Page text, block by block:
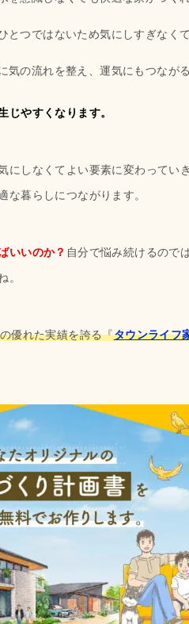
とつではないため気にしすぎなく
気の流れを整え、運気にもつながる
じやすくなります。
にしなくてよい要素に変わってい
な暮らしにつながります。
いいのか？ 自分で悩み続けるので
。
優れた実績を誇る『タウンライフ